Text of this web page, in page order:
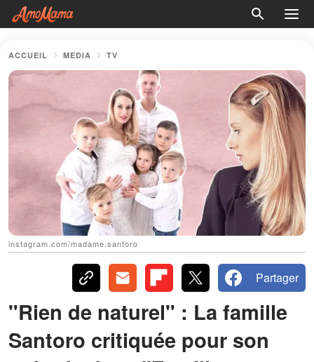
ACCUEIL MEDIA TV
instagram.com/madame.santoro
Partager
"Rien de naturel" : La famille
Santoro critiquée pour son